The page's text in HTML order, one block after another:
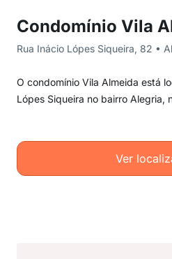
Condomínio Vila
Rua Inácio Lópes Siqueira, 82 •
O condomínio Vila Almeida está
Lópes Siqueira no bairro Alegria,
Ver